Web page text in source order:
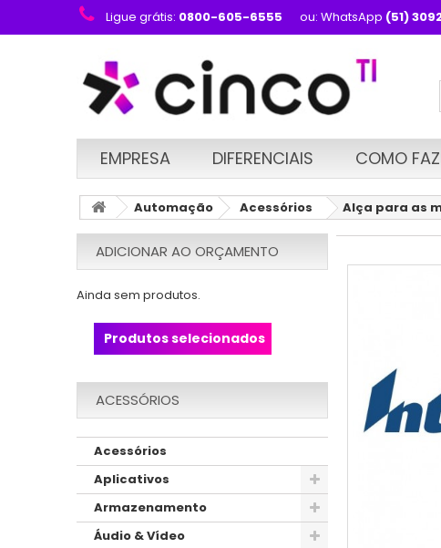
Ligue grátis: 0800-605-6555 ou: WhatsApp (51)
EMPRESA DIFERENCIAIS COMO
Automação Acessórios Alça para as
ADICIONAR AO ORÇAMENTO
Ainda sem produtos.
Produtos selecionados
ACESSÓRIOS
Acessórios
Aplicativos
Armazenamento
Áudio & Vídeo